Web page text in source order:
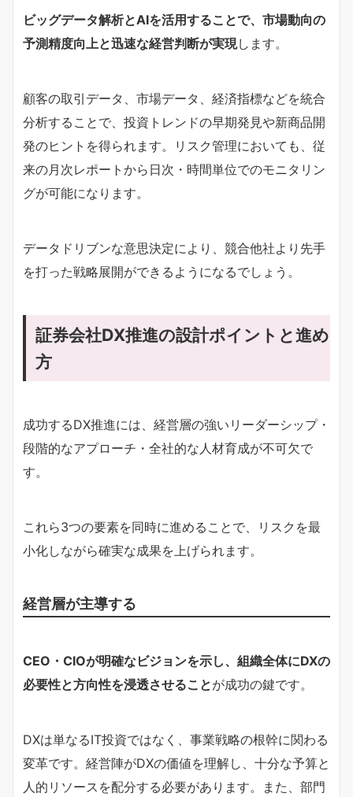
ビッグデータ解析とAIを活用することで、市場動向の
予測精度向上と迅速な経営判断が実現します。
顧客の取引データ、市場データ、経済指標などを統合
分析することで、投資トレンドの早期発見や新商品開
発のヒントを得られます。リスク管理においても、従
来の月次レポートから日次・時間単位でのモニタリン
グが可能になります。
データドリブンな意思決定により、競合他社より先手
を打った戦略展開ができるようになるでしょう。
証券会社DX推進の設計ポイントと進め
方
成功するDX推進には、経営層の強いリーダーシップ・
段階的なアプローチ・全社的な人材育成が不可欠で
す。
これら3つの要素を同時に進めることで、リスクを最
小化しながら確実な成果を上げられます。
経営層が主導する
CEO・CIOが明確なビジョンを示し、組織全体にDXの
必要性と方向性を浸透させることが成功の鍵です。
DXは単なるIT投資ではなく、事業戦略の根幹に関わる
変革です。経営陣がDXの価値を理解し、十分な予算と
人的リソースを配分する必要があります。また、部門